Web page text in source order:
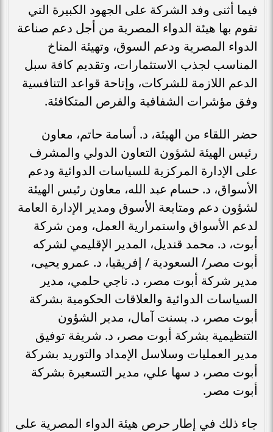
فيما أثنى وفد الشركة على الجهود الكبيرة التي
تقوم بها هيئة الدواء المصرية من أجل دعم صناعة
الدواء المصرية ودعم السوق، وتهيئة المناخ
المناسب لجذب الاستثمارات، وتقديم كافة سبل
الدعم اللازمة للشركات، وإتاحة قواعد التنافسية
وفق مؤشرات الشفافية والفرص المتكافئة.
حضر اللقاء من الهيئة، د. أسامة حاتم، معاون
رئيس الهيئة لشؤون التعاون الدولي والمشرف
على الإدارة المركزية للسياسات الدوائية ودعم
الأسواق، د. حسام عبد الله، معاون رئيس الهيئة
لشؤون دعم ومتابعة الأسوق ومدير الإدارة العامة
لدعم الأسواق واستمرارية العمل، ومن شركة
أبوت، د. محمد قنديل، المدير الإقليمي لشركه
أبوت مصر/ السعودية / إفريقيا، د. عمرو يحيى،
مدير شركة أبوت مصر، د. ناجي حلمي، مدير
السياسات الدوائية والعلاقات الحكومية بشركة
أبوت مصر، د. بسنت آمال، مدير الشؤون
التنظيمية بشركة أبوت مصر، د. شريفة توفيق
مدير العمليات وسلاسل الإمداد والتوريد بشركة
أبوت مصر، د سها علي، مدير التسعيرة بشركة
أبوت مصر.
جاء ذلك في إطار حرص هيئة الدواء المصرية على